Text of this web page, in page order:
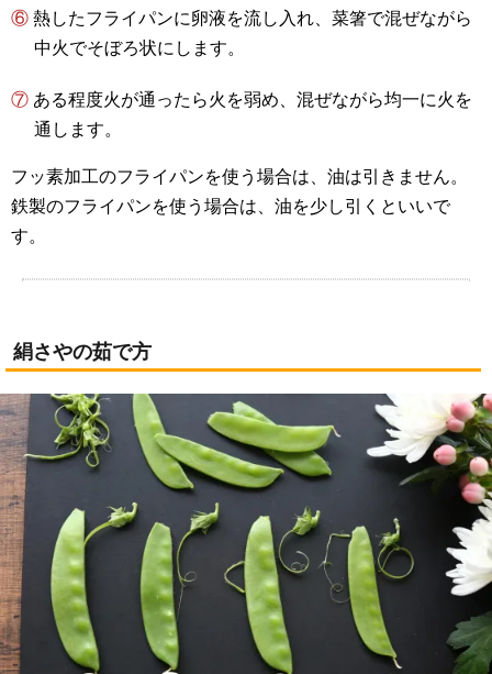
⑥ 熱したフライパンに卵液を流し入れ、菜箸で混ぜながら
中火でそぼろ状にします。
⑦ ある程度火が通ったら火を弱め、混ぜながら均一に火を
通します。
フッ素加工のフライパンを使う場合は、油は引きません。
鉄製のフライパンを使う場合は、油を少し引くといいで
す。
絹さやの茹で方